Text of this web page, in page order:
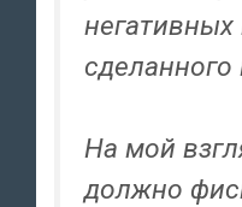
На мой
должно